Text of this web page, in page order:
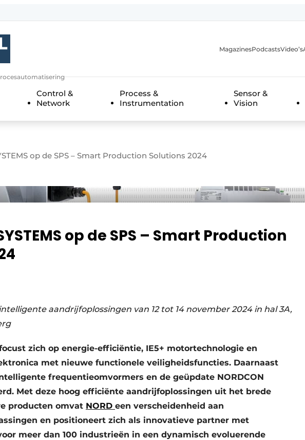
statement
MagazinesPodcastsVideo’s
Control &
Network
Process &
Instrumentation
Sensor &
Vision
op de SPS – Smart Production Solutions 2024
op de SPS – Smart Production
aandrijfoplossingen van 12 tot 14 november 2024 in hal 3A,
zich op energie-efficiëntie, IE5+ motortechnologie en
met nieuwe functionele veiligheidsfuncties. Daarnaast
frequentieomvormers en de geüpdate NORDCON
Met deze hoog efficiënte aandrijfoplossingen uit het brede
producten omvat NORD een verscheidenheid aan
en positioneert zich als innovatieve partner met
meer dan 100 industrieën in een dynamisch evoluerende